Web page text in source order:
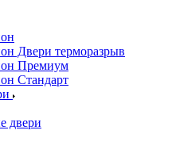
Двери терморазрыв
Премиум
Стандарт
двери